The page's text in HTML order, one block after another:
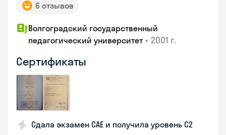
6 отзывов
Волгоградский государственный
педагогический университет • 2001 г.
Сертификаты
Сдала экзамен CAE и получила уровень С2